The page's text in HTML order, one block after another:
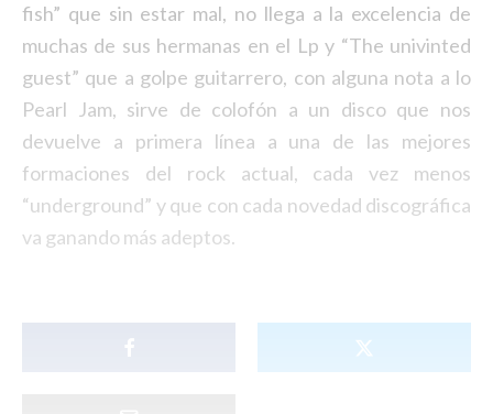
fish” que sin estar mal, no llega a la excelencia de
muchas de sus hermanas en el Lp y “The univinted
guest” que a golpe guitarrero, con alguna nota a lo
Pearl Jam, sirve de colofón a un disco que nos
devuelve a primera línea a una de las mejores
formaciones del rock actual, cada vez menos
“underground” y que con cada novedad discográfica
va ganando más adeptos.